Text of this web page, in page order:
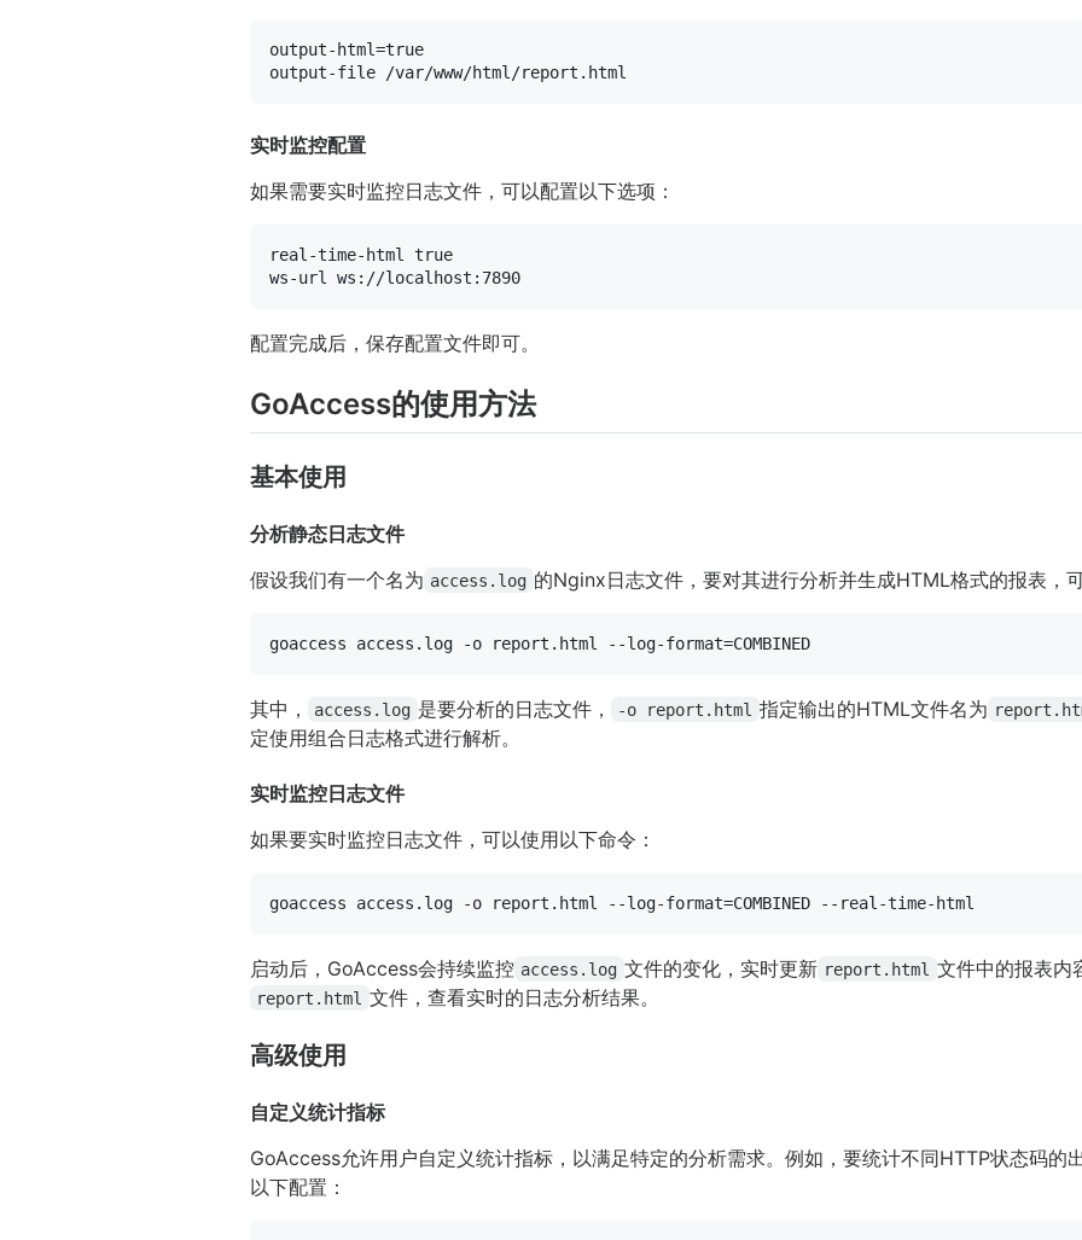
output-html=true
实时监控配置
如果需要实时监控日志文件，可以配置以下选项：
real-time-html true
配置完成后，保存配置文件即可。
GoAccess的使用方法
基本使用
分析静态日志文件
假设我们有一个名为 access.log 的Nginx日志文件，要对其进行分析并生成HTML格式的报表，
其中， access.log 是要分析的日志文件， -o report.html 指定输出的HTML文件名为
定使用组合日志格式进行解析。
实时监控日志文件
如果要实时监控日志文件，可以使用以下命令：
启动后，GoAccess会持续监控 access.log 文件的变化，实时更新 report.html 文件中的报表内
report.html 文件，查看实时的日志分析结果。
高级使用
自定义统计指标
GoAccess允许用户自定义统计指标，以满足特定的分析需求。例如，要统计不同HTTP状态码的
以下配置：